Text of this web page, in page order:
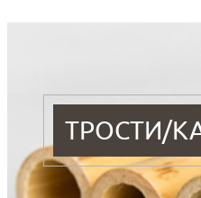
ТРОСТИ/